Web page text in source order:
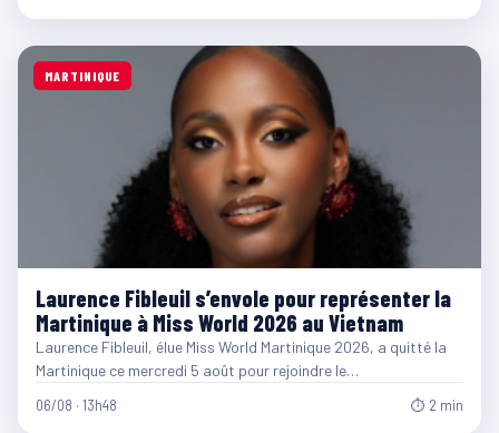
MARTINIQUE
Laurence Fibleuil s’envole pour représenter la
Martinique à Miss World 2026 au Vietnam
Laurence Fibleuil, élue Miss World Martinique 2026, a quitté la
Martinique ce mercredi 5 août pour rejoindre le…
06/08 · 13h48 ⏱ 2 min